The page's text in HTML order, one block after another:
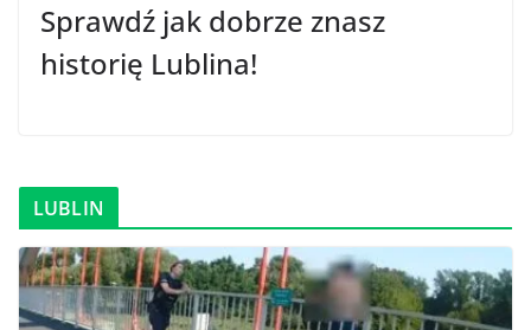
Sprawdź jak dobrze znasz
historię Lublina!
LUBLIN